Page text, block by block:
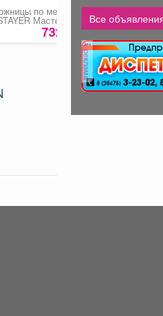
по металлу
Мастер»
732 руб.
Рулетка
Standart»
Все
реклама